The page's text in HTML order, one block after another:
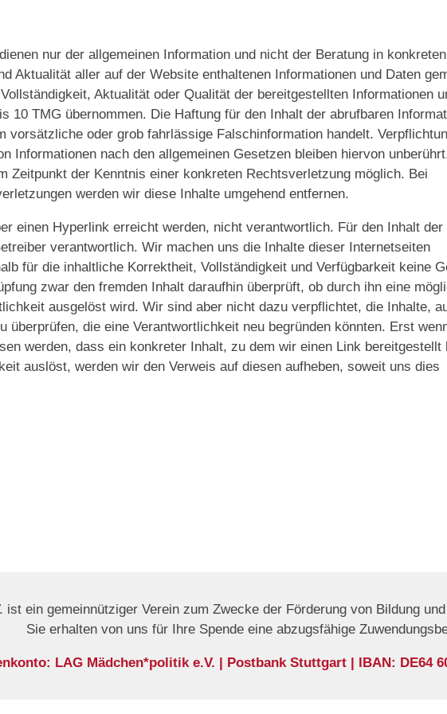
nur der allgemeinen Information und nicht der Beratung in konkreten
Aktualität aller auf der Website enthaltenen Informationen und Daten
Aktualität oder Qualität der bereitgestellten Informationen
10 TMG übernommen. Die Haftung für den Inhalt der abrufbaren
oder grob fahrlässige Falschinformation handelt.
Informationen nach den allgemeinen Gesetzen bleiben hiervon
Zeitpunkt der Kenntnis einer konkreten Rechtsverletzung möglich. Bei
werden wir diese Inhalte umgehend entfernen.
einen Hyperlink erreicht werden, nicht verantwortlich. Für den Inhalt der
verantwortlich. Wir machen uns die Inhalte dieser Internetseiten
für die inhaltliche Korrektheit, Vollständigkeit und Verfügbarkeit keine
zwar den fremden Inhalt daraufhin überprüft, ob durch ihn eine
ausgelöst wird. Wir sind aber nicht dazu verpflichtet, die Inhalte,
überprüfen, die eine Verantwortlichkeit neu begründen könnten. Erst
werden, dass ein konkreter Inhalt, zu dem wir einen Link bereitgestellt
auslöst, werden wir den Verweis auf diesen aufheben, soweit uns dies
ist ein gemeinnütziger Verein zum Zwecke der Förderung von Bildung
Sie erhalten von uns für Ihre Spende eine abzugsfähige
LAG Mädchen*politik e.V. | Postbank Stuttgart | IBAN: DE64